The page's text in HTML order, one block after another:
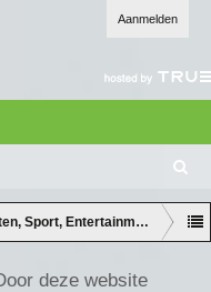
Aanmelden
oe
ke
n
Sport, Entertainment en
deze website